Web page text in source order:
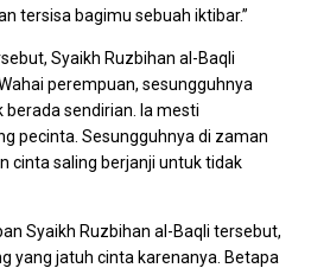
tersisa bagimu sebuah iktibar.”
Syaikh Ruzbihan al-Baqli
perempuan, sesungguhnya
sendirian. Ia mesti
pecinta. Sesungguhnya di zaman
cinta saling berjanji untuk tidak
Syaikh Ruzbihan al-Baqli tersebut,
yang jatuh cinta karenanya. Betapa